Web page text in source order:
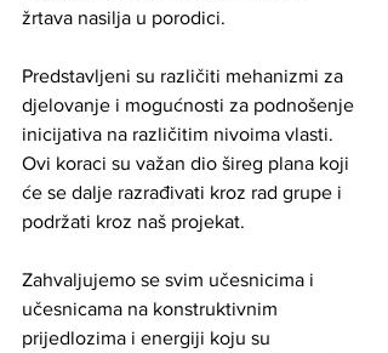
žrtava nasilja u porodici.
Predstavljeni su različiti mehanizmi za
djelovanje i mogućnosti za podnošenje
inicijativa na različitim nivoima vlasti.
Ovi koraci su važan dio šireg plana koji
će se dalje razrađivati kroz rad grupe i
podržati kroz naš projekat.
Zahvaljujemo se svim učesnicima i
učesnicama na konstruktivnim
prijedlozima i energiji koju su